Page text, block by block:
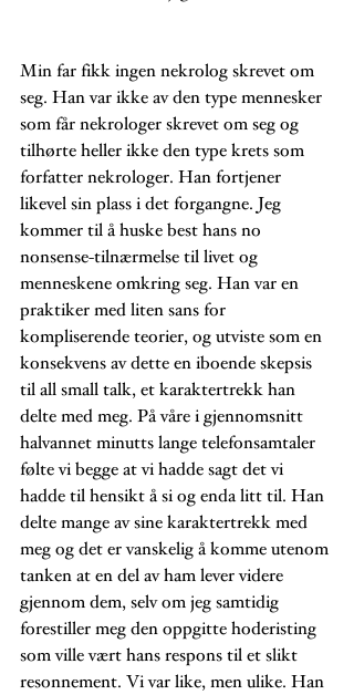
Min far fikk ingen nekrolog skrevet om
seg. Han var ikke av den type mennesker
som får nekrologer skrevet om seg og
tilhørte heller ikke den type krets som
forfatter nekrologer. Han fortjener
likevel sin plass i det forgangne. Jeg
kommer til å huske best hans no
nonsense-tilnærmelse til livet og
menneskene omkring seg. Han var en
praktiker med liten sans for
kompliserende teorier, og utviste som en
konsekvens av dette en iboende skepsis
til all small talk, et karaktertrekk han
delte med meg. På våre i gjennomsnitt
halvannet minutts lange telefonsamtaler
følte vi begge at vi hadde sagt det vi
hadde til hensikt å si og enda litt til. Han
delte mange av sine karaktertrekk med
meg og det er vanskelig å komme utenom
tanken at en del av ham lever videre
gjennom dem, selv om jeg samtidig
forestiller meg den oppgitte hoderisting
som ville vært hans respons til et slikt
resonnement. Vi var like, men ulike. Han